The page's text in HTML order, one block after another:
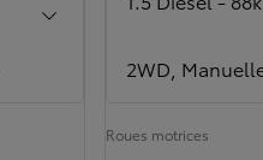
2WD,
Roues motrices